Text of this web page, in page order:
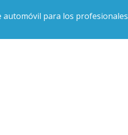
automóvil para los profesionales